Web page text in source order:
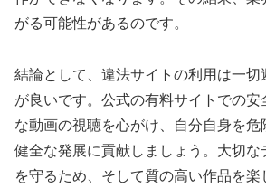
がる可能性があるのです。
結論として、違法サイトの利用は一切
が良いです。公式の有料サイトでの安
な動画の視聴を心がけ、自分自身を
健全な発展に貢献しましょう。大切な
を守るため、そして質の高い作品を楽